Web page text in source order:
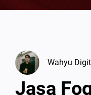
Wahyu
Jasa